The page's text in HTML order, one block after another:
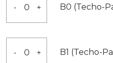
cantidad
-
(Techo-
Pared)
35x35x2000
cantidad
+ B0 (Techo-
-
(Techo-
+ B1 (Techo-